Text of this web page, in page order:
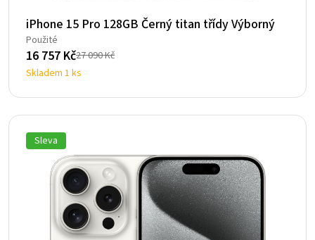
iPhone 15 Pro 128GB Černý titan třídy Výborný
Použité
27 090Kč
Původní
cena
byla:
27
090 Kč.
16 757 Kč
Aktuální
cena
je:
16
757 Kč.
Skladem 1 ks
Sleva